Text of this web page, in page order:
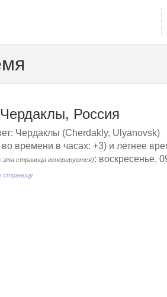
Россия
Чердаклы (Cherdakly, Ulyanovsk)
времени в часах: +3) и летнее
страница генерируется): воскресенье,
страницу